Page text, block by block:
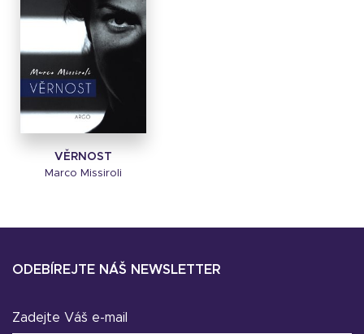
VĚRNOST
Marco Missiroli
ODEBÍREJTE NÁŠ NEWSLETTER
Zadejte Váš e-mail